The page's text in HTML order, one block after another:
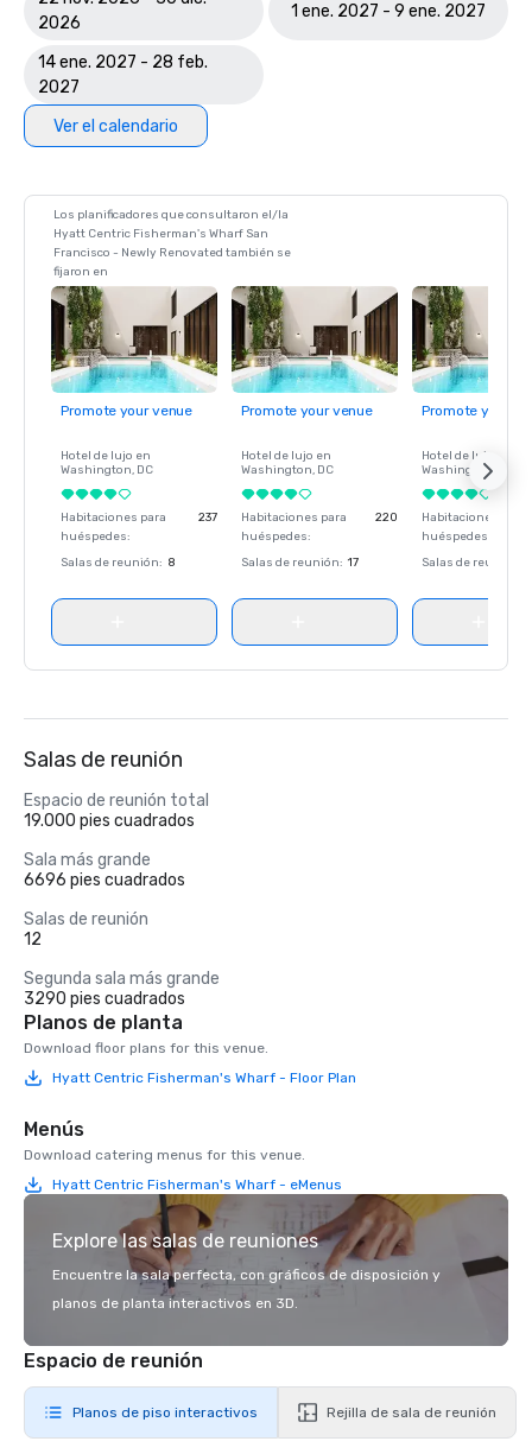
2026
1 ene. 2027 - 9 ene. 2027
14 ene. 2027 - 28 feb.
2027
Ver el calendario
Los planificadores que consultaron el/la
Hyatt Centric Fisherman's Wharf San
Francisco - Newly Renovated también se
fijaron en
Promote your venue
Hotel de lujo en
Washington, DC
Habitaciones para
huéspedes:
237
Salas de reunión: 8
Promote your venue
Hotel de lujo en
Washington, DC
Habitaciones para
huéspedes:
220
Salas de reunión: 17
Promote your
Hotel de lujo en
Washington
Habitaciones para
huéspedes
Salas de reunión
Salas de reunión
Espacio de reunión total
19.000 pies cuadrados
Sala más grande
6696 pies cuadrados
Salas de reunión
12
Segunda sala más grande
3290 pies cuadrados
Planos de planta
Download floor plans for this venue.
Hyatt Centric Fisherman's Wharf - Floor Plan
Menús
Download catering menus for this venue.
Hyatt Centric Fisherman's Wharf - eMenus
Explore las salas de reuniones
Encuentre la sala perfecta, con gráficos de disposición y
planos de planta interactivos en 3D.
Espacio de reunión
Planos de piso interactivos Rejilla de sala de reunión